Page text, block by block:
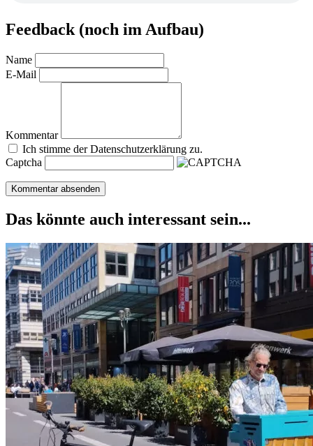
Feedback (noch im Aufbau)
Name
E-Mail
Kommentar
Ich stimme der Datenschutzerklärung zu.
Captcha
Das könnte auch interessant sein...